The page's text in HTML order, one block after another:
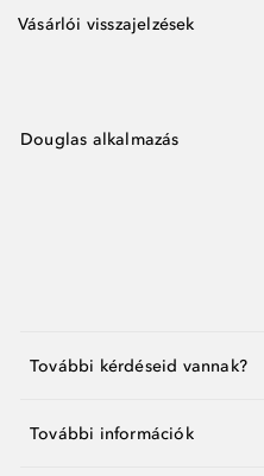
Vásárlói visszajelzések
Douglas alkalmazás
További kérdéseid vannak?
További információk